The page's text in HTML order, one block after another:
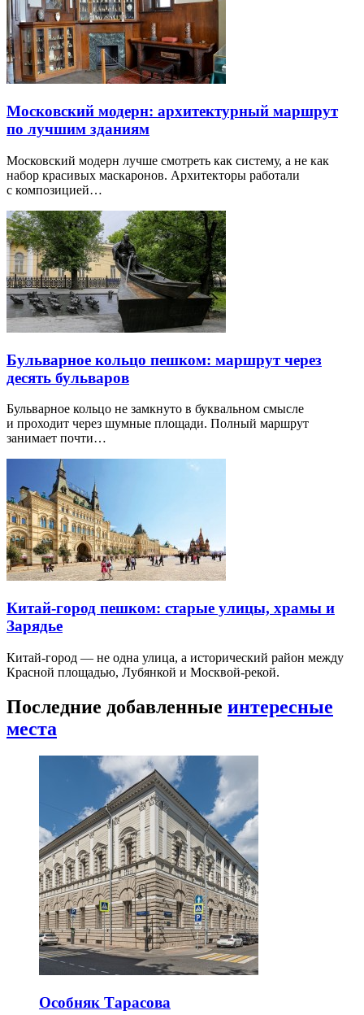
Московский модерн: архитектурный маршрут
по лучшим зданиям
Московский модерн лучше смотреть как систему, а не как
набор красивых маскаронов. Архитекторы работали
с композицией…
Бульварное кольцо пешком: маршрут через
десять бульваров
Бульварное кольцо не замкнуто в буквальном смысле
и проходит через шумные площади. Полный маршрут
занимает почти…
Китай-город пешком: старые улицы, храмы и
Зарядье
Китай-город — не одна улица, а исторический район между
Красной площадью, Лубянкой и Москвой-рекой.
Последние добавленные интересные
места
Особняк Тарасова